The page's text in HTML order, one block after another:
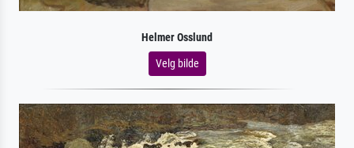
Helmer Osslund
Velg bilde